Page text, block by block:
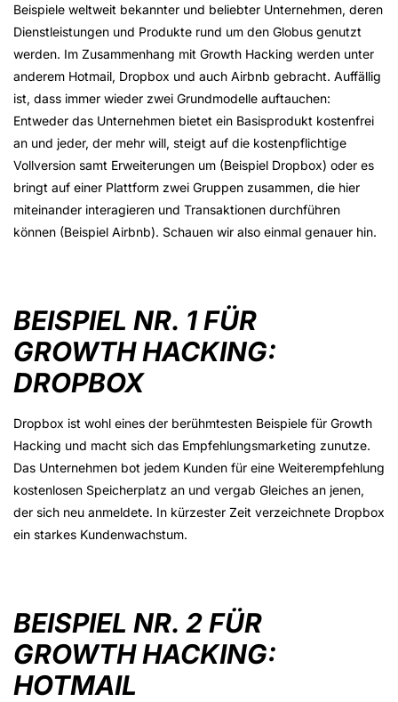
Beispiele weltweit bekannter und beliebter Unternehmen, deren
Dienstleistungen und Produkte rund um den Globus genutzt
werden. Im Zusammenhang mit Growth Hacking werden unter
anderem Hotmail, Dropbox und auch Airbnb gebracht. Auffällig
ist, dass immer wieder zwei Grundmodelle auftauchen:
Entweder das Unternehmen bietet ein Basisprodukt kostenfrei
an und jeder, der mehr will, steigt auf die kostenpflichtige
Vollversion samt Erweiterungen um (Beispiel Dropbox) oder es
bringt auf einer Plattform zwei Gruppen zusammen, die hier
miteinander interagieren und Transaktionen durchführen
können (Beispiel Airbnb). Schauen wir also einmal genauer hin.
BEISPIEL NR. 1 FÜR
GROWTH HACKING:
DROPBOX
Dropbox ist wohl eines der berühmtesten Beispiele für Growth
Hacking und macht sich das Empfehlungsmarketing zunutze.
Das Unternehmen bot jedem Kunden für eine Weiterempfehlung
kostenlosen Speicherplatz an und vergab Gleiches an jenen,
der sich neu anmeldete. In kürzester Zeit verzeichnete Dropbox
ein starkes Kundenwachstum.
BEISPIEL NR. 2 FÜR
GROWTH HACKING:
HOTMAIL